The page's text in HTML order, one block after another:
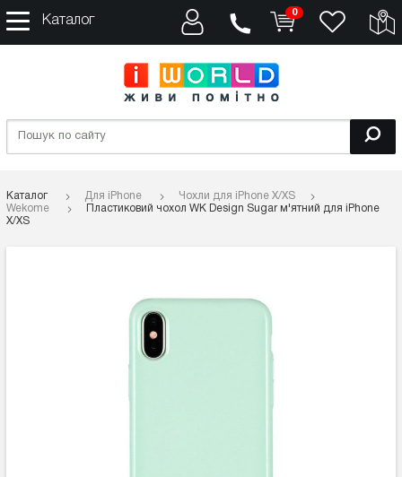
Каталог
0
Каталог Для iPhone
Чохли для iPhone X/XS
Wekome
Пластиковий чохол WK Design Sugar м'ятний для iPhone
X/XS